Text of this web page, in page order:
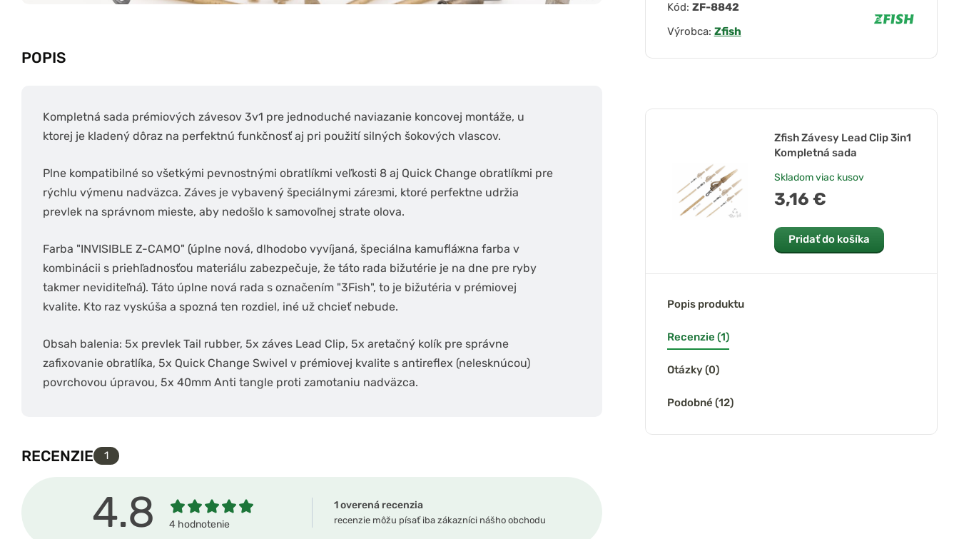
POPIS
Kompletná sada prémiových závesov 3v1 pre jednoduché naviazanie koncovej montáže, u
ktorej je kladený dôraz na perfektnú funkčnosť aj pri použití silných šokových vlascov.
Plne kompatibilné so všetkými pevnostnými obratlíkmi veľkosti 8 aj Quick Change obratlíkmi pre
rýchlu výmenu nadväzca. Záves je vybavený špeciálnymi zárезmi, ktoré perfektne udržia
prevlek na správnom mieste, aby nedošlo k samovoľnej strate olova.
Farba "INVISIBLE Z-CAMO" (úplne nová, dlhodobo vyvíjaná, špeciálna kamufláжna farba v
kombinácii s priehľadnosťou materiálu zabezpečuje, že táto rada bižutérie je na dne pre ryby
takmer neviditeľná). Táto úplne nová rada s označením "3Fish", to je bižutéria v prémiovej
kvalite. Kto raz vyskúša a spozná ten rozdiel, iné už chcieť nebude.
Obsah balenia: 5x prevlek Tail rubber, 5x záves Lead Clip, 5x aretačný kolík pre správne
zafixovanie obratlíka, 5x Quick Change Swivel v prémiovej kvalite s antireflex (nelesknúcou)
povrchovou úpravou, 5x 40mm Anti tangle proti zamotaniu nadväzca.
RECENZIE 1
4.8 4 hodnotenie
1 overená recenzia
recenzie môžu písať iba zákazníci nášho obchodu
Kód: ZF-8842
Výrobca: Zfish
Zfish Závesy Lead Clip 3in1
Kompletná sada
Skladomviac kusov
3,16 €
Pridať do košíka
Popis produktu
Recenzie (1)
Otázky (0)
Podobné (12)